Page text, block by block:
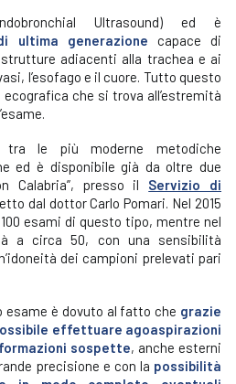
Ultrasound) ed è
ultima generazione capace di
strutture adiacenti alla trachea e ai
l’esofago e il cuore. Tutto questo
che si trova all’estremità
tra le più moderne metodiche
ed è disponibile già da oltre due
Calabria”, presso il Servizio di
dal dottor Carlo Pomari. Nel 2015
esami di questo tipo, mentre nel
a circa 50, con una sensibilità
dei campioni prelevati pari
esame è dovuto al fatto che grazie
effettuare agoaspirazioni
sospette, anche esterni
precisione e con la possibilità